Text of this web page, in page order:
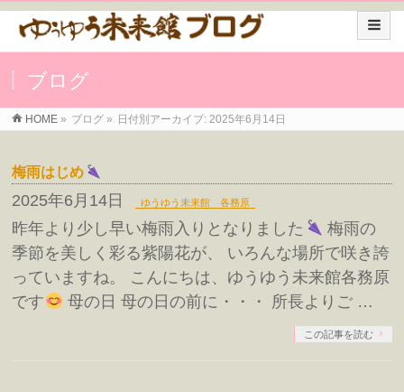
ブログ
HOME » ブログ » 日付別アーカイブ: 2025年6月14日
梅雨はじめ
2025年6月14日 ゆうゆう未来館 各務原
昨年より少し早い梅雨入りとなりました
梅雨の
季節を美しく彩る紫陽花が、 いろんな場所で咲き誇
っていますね。 こんにちは、ゆうゆう未来館各務原
です
母の日 母の日の前に・・・ 所長よりご …
この記事を読む